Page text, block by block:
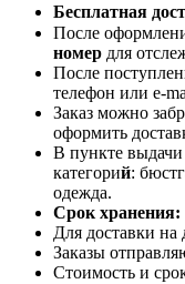
Бесплатная
После
номер для
После
телефон или e-
Заказ можно
оформить
В пункте выдачи
категорий:
одежда.
Срок хранения:
Для доставки на
Заказы
Стоимость и